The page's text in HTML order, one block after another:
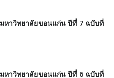
หาวิทยาลัยขอนแก่น ปีที่ 7 ฉบับที่
หาวิทยาลัยขอนแก่น ปีที่ 6 ฉบับที่